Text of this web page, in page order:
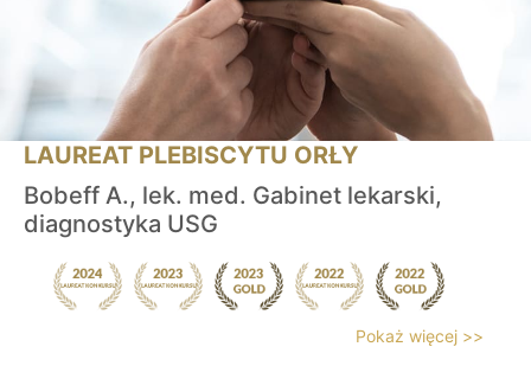
LAUREAT PLEBISCYTU ORŁY
Bobeff A., lek. med. Gabinet lekarski,
diagnostyka USG
Pokaż więcej >>